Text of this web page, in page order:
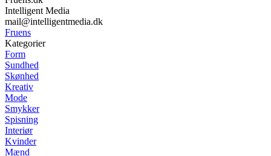
Intelligent Media
mail@intelligentmedia.dk
Fruens
Kategorier
Form
Sundhed
Skønhed
Kreativ
Mode
Smykker
Spisning
Interiør
Kvinder
Mænd